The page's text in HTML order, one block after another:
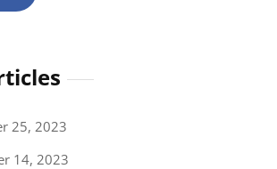
25, 2023
14, 2023